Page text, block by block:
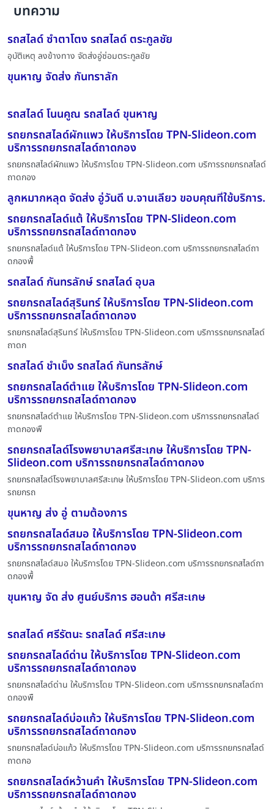
บทความ
รถสไลด์ ซำตาโตง รถสไลด์ ตระกูลชัย
อุบัติเหตุ ลงข้างทาง จัดส่งอู่ซ่อมตระกูลชัย
ขุนหาญ จัดส่ง กันทราลัก
รถสไลด์ โนนคูณ รถสไลด์ ขุนหาญ
รถยกรถสไลด์ผักแพว ให้บริการโดย TPN-Slideon.com
บริการรถยกรถสไลด์ถาดกอง
รถยกรถสไลด์ผักแพว ให้บริการโดย TPN-Slideon.com บริการรถยกรถสไลด์
ถาดกอง
ลูกหมากหลุด จัดส่ง อู่วันดี บ.จานเลียว ขอบคุณที่ใช้บริการ.
รถยกรถสไลด์แต้ ให้บริการโดย TPN-Slideon.com
บริการรถยกรถสไลด์ถาดกอง
รถยกรถสไลด์แต้ ให้บริการโดย TPN-Slideon.com บริการรถยกรถสไลด์ถา
ดกองพื้
รถสไลด์ กันทรลักษ์ รถสไลด์ อุบล
รถยกรถสไลด์สุรินทร์ ให้บริการโดย TPN-Slideon.com
บริการรถยกรถสไลด์ถาดกอง
รถยกรถสไลด์สุรินทร์ ให้บริการโดย TPN-Slideon.com บริการรถยกรถสไลด์
ถาดก
รถสไลด์ ชำเบ็ง รถสไลด์ กันทรลักษ์
รถยกรถสไลด์ตำแย ให้บริการโดย TPN-Slideon.com
บริการรถยกรถสไลด์ถาดกอง
รถยกรถสไลด์ตำแย ให้บริการโดย TPN-Slideon.com บริการรถยกรถสไลด์
ถาดกองพื
รถยกรถสไลด์โรงพยาบาลศรีสะเกษ ให้บริการโดย TPN-
Slideon.com บริการรถยกรถสไลด์ถาดกอง
รถยกรถสไลด์โรงพยาบาลศรีสะเกษ ให้บริการโดย TPN-Slideon.com บริการ
รถยกรถ
ขุนหาญ ส่ง อู่ ตามต้องการ
รถยกรถสไลด์สมอ ให้บริการโดย TPN-Slideon.com
บริการรถยกรถสไลด์ถาดกอง
รถยกรถสไลด์สมอ ให้บริการโดย TPN-Slideon.com บริการรถยกรถสไลด์ถา
ดกองพื้
ขุนหาญ จัด ส่ง ศูนย์บริการ ฮอนด้า ศรีสะเกษ
รถสไลด์ ศรีรัตนะ รถสไลด์ ศรีสะเกษ
รถยกรถสไลด์ด่าน ให้บริการโดย TPN-Slideon.com
บริการรถยกรถสไลด์ถาดกอง
รถยกรถสไลด์ด่าน ให้บริการโดย TPN-Slideon.com บริการรถยกรถสไลด์ถา
ดกองพื
รถยกรถสไลด์บ่อแก้ว ให้บริการโดย TPN-Slideon.com
บริการรถยกรถสไลด์ถาดกอง
รถยกรถสไลด์บ่อแก้ว ให้บริการโดย TPN-Slideon.com บริการรถยกรถสไลด์
ถาดกอ
รถยกรถสไลด์หว้านคำ ให้บริการโดย TPN-Slideon.com
บริการรถยกรถสไลด์ถาดกอง